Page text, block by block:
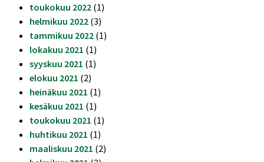
toukokuu 2022 (1)
helmikuu 2022 (3)
tammikuu 2022 (1)
lokakuu 2021 (1)
syyskuu 2021 (1)
elokuu 2021 (2)
heinäkuu 2021 (1)
kesäkuu 2021 (1)
toukokuu 2021 (1)
huhtikuu 2021 (1)
maaliskuu 2021 (2)